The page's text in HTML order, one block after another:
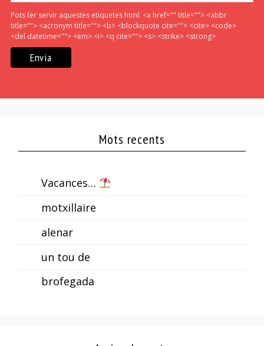
Pots fer servir aquestes etiquetes html: <a href="" title=""> <abbr
title=""> <acronym title=""> <b> <blockquote cite=""> <cite> <code>
<del datetime=""> <em> <i> <q cite=""> <s> <strike> <strong>
Mots recents
Vacances…
motxillaire
alenar
un tou de
brofegada